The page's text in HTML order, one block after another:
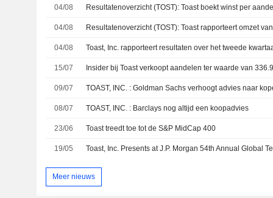
04/08
04/08
04/08
15/07
09/07 TOAST, INC. : Goldman Sachs verhoogt advies naar
08/07 TOAST, INC. : Barclays nog altijd een koopadvies
23/06 Toast treedt toe tot de S&P MidCap 400
19/05
Meer nieuws